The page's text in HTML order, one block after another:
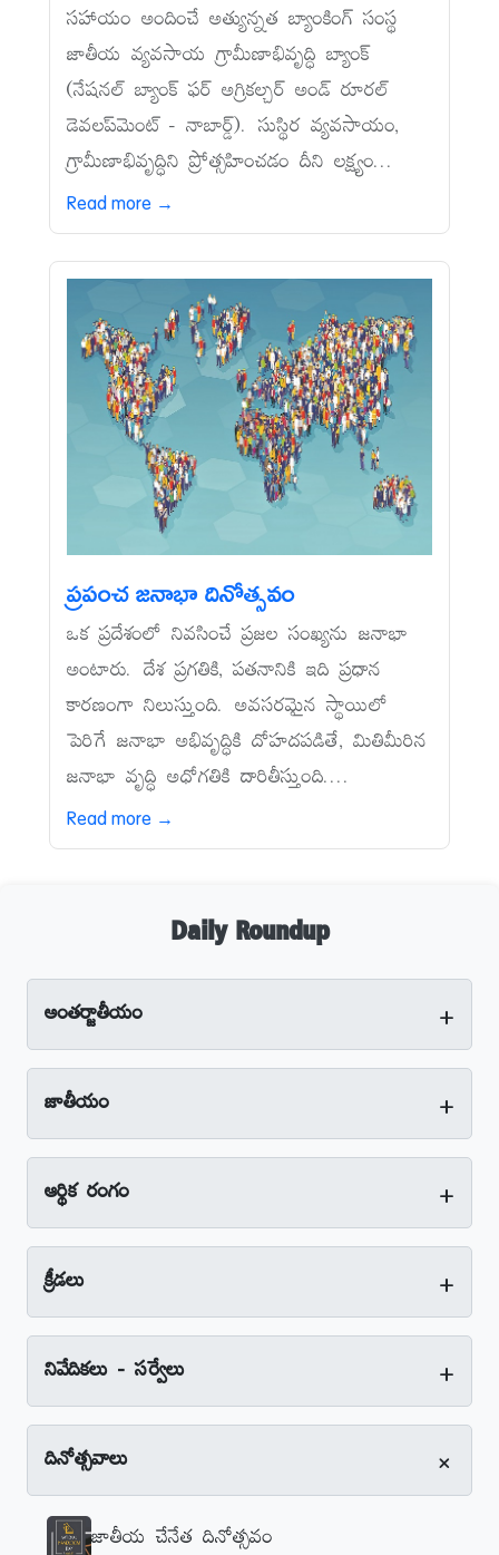
సహాయం అందించే అత్యున్నత బ్యాంకింగ్‌ సంస్థ
జాతీయ వ్యవసాయ గ్రామీణాభివృద్ధి బ్యాంక్‌
(నేషనల్‌ బ్యాంక్‌ ఫర్‌ అగ్రికల్చర్‌ అండ్‌ రూరల్‌
డెవలప్‌మెంట్‌ - నాబార్డ్‌). సుస్థిర వ్యవసాయం,
గ్రామీణాభివృద్ధిని ప్రోత్సహించడం దీని లక్ష్యం...
Read more →
ప్రపంచ జనాభా దినోత్సవం
ఒక ప్రదేశంలో నివసించే ప్రజల సంఖ్యను జనాభా
అంటారు. దేశ ప్రగతికి, పతనానికి ఇది ప్రధాన
కారణంగా నిలుస్తుంది. అవసరమైన స్థాయిలో
పెరిగే జనాభా అభివృద్ధికి దోహదపడితే, మితిమీరిన
జనాభా వృద్ధి అధోగతికి దారితీస్తుంది....
Read more →
Daily Roundup
అంతర్జాతీయం +
జాతీయం +
ఆర్థిక రంగం +
క్రీడలు +
నివేదికలు - సర్వేలు +
దినోత్సవాలు +
జాతీయ చేనేత దినోత్సవం